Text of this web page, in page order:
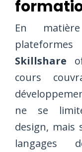
En
Skillshare
cours
ne se
design, mais
langages